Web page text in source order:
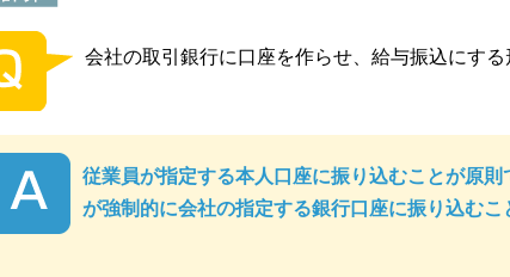
会社の取引銀行に口座を作らせ、給与振込にす
従業員が指定する本人口座に振り込むことが原
が強制的に会社の指定する銀行口座に振り込むこ